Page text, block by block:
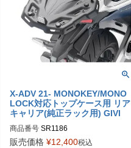
X-ADV 21- MONOKEY/MONO
LOCK対応トップケース用 リア
キャリア(純正ラック用) GIVI
商品番号 SR1186
販売価格 ¥12,400税込